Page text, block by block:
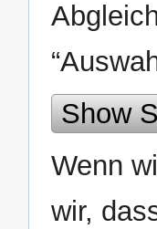
Show
Wenn
wir,